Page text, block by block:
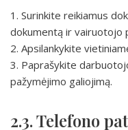
1. Surinkite reikiamus
dokumentą ir vairuotojo
2. Apsilankykite
3. Paprašykite
pažymėjimo galiojimą.
2.3. Telefono